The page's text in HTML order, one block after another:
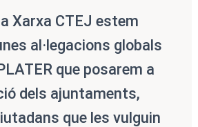
Xarxa CTEJ estem
al·legacions globals
que posarem a
dels ajuntaments,
que les vulguin